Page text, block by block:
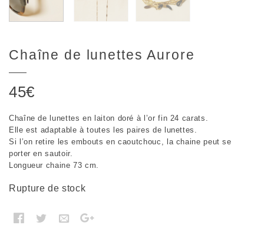
Chaîne de lunettes Aurore
45€
Chaîne de lunettes en laiton doré à l’or fin 24 carats.
Elle est adaptable à toutes les paires de lunettes.
Si l’on retire les embouts en caoutchouc, la chaine peut se
porter en sautoir.
Longueur chaine 73 cm.
Rupture de stock